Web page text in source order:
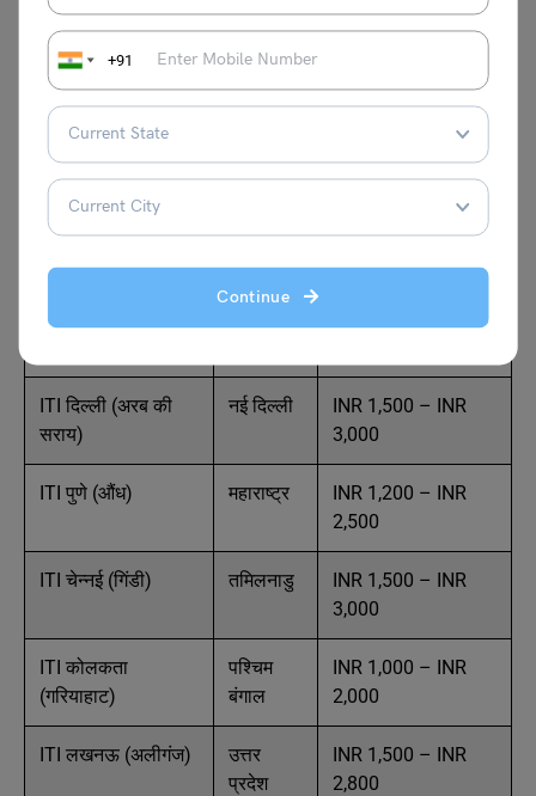
+91
Continue
अधिकांश सरकारी ITI में फीस वास्तव में INR 1,000 से INR 5,000 प्रति
वर्ष के आसपास ही होती है। सरकारी ITI में ट्यूशन फीस बहुत कम होती है
क्योंकि इसे कौशल विकास एवं उद्यमिता मंत्रालय (MSDE) और
डायरेक्टरेट जनरल ऑफ ट्रेनिंग (DGT) संचालित किया जाता है। इस
कोर्स के लिए अलग-अलग राज्यों में फीस थोड़ी बदल सकती है, लेकिन
इसकी सामान्यतः रेंज निम्नलिखित है –
संस्थान का नाम स्थान
अनुमानित कुल फीस
NSTI मुंबई
ITI दिल्ली (अरब की
सराय)
नई दिल्ली
INR 1,500 – INR
3,000
ITI पुणे (औंध) महाराष्ट्र
INR 1,200 – INR
2,500
ITI चेन्नई (गिंडी) तमिलनाडु
INR 1,500 – INR
3,000
ITI कोलकता
(गरियाहाट)
पश्चिम
बंगाल
INR 1,000 – INR
2,000
ITI लखनऊ (अलीगंज)
उत्तर
प्रदेश
INR 1,500 – INR
2,800